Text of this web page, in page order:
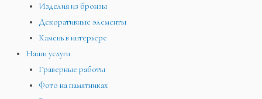
Изделия из бронзы
Декоративные элементы
Камень в интерьере
Наши услуги
Граверные работы
Фото на памятниках